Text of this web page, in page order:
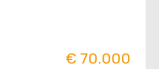
€ 70.000